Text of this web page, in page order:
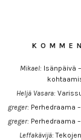
Mikael: Isänpäivä
Heljä Vasara:
greger: Perhedraama
greger: Perhedraama
Leffakävijä: